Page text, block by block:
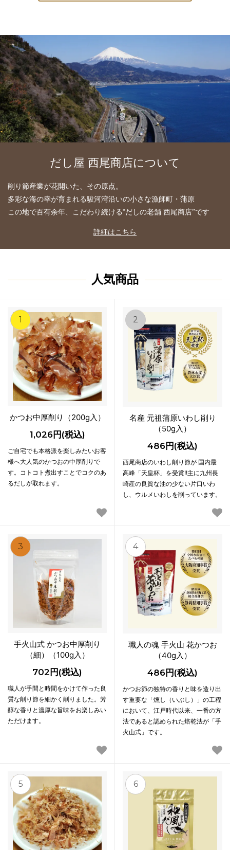
だし屋 西尾商店について
削り節産業が花開いた、その原点。
多彩な海の幸が育まれる駿河湾沿いの小さな漁師町・蒲原
この地で百有余年、こだわり続ける“だしの老舗 西尾商店”です
詳細はこちら
人気商品
1
かつお中厚削り（200g入）
1,026円(税込)
ご自宅でも本格派を楽しみたいお客
様へ大人気のかつおの中厚削りで
す。コトコト煮出すことでコクのあ
るだしが取れます。
2
名産 元祖蒲原いわし削り
（50g入）
486円(税込)
西尾商店のいわし削り節が 国内最
高峰「天皇杯」を受賞!!主に九州長
崎産の良質な油の少ない片口いわ
し、ウルメいわしを削っています。
3
手火山式 かつお中厚削り
（細）（100g入）
702円(税込)
職人が手間と時間をかけて作った良
質な削り節を細かく削りました。芳
醇な香りと濃厚な旨味をお楽しみい
ただけます。
4
職人の魂 手火山 花かつお
（40g入）
486円(税込)
かつお節の独特の香りと味を造り出
す重要な「燻し（いぶし）」の工程
において、江戸時代以来、一番の方
法であると認められた焙乾法が「手
火山式」です。
5 6